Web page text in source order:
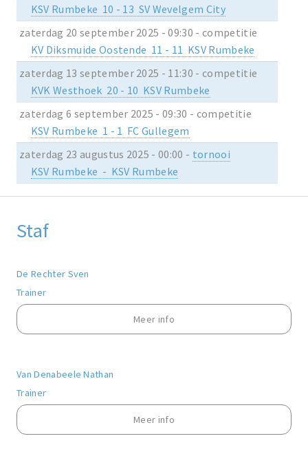
KSV Rumbeke 10 - 13 SV Wevelgem City
zaterdag 20 september 2025 - 09:30 - competitie
KV Diksmuide Oostende 11 - 11 KSV Rumbeke
zaterdag 13 september 2025 - 11:30 - competitie
KVK Westhoek 20 - 10 KSV Rumbeke
zaterdag 6 september 2025 - 09:30 - competitie
KSV Rumbeke 1 - 1 FC Gullegem
zaterdag 23 augustus 2025 - 00:00 - tornooi
KSV Rumbeke - KSV Rumbeke
Staf
De Rechter Sven
Trainer
Meer info
Van Denabeele Nathan
Trainer
Meer info